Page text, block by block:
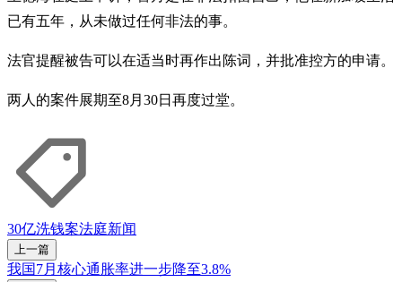
已有五年，从未做过任何非法的事。
法官提醒被告可以在适当时再作出陈词，并批准控方的申请。
两人的案件展期至8月30日再度过堂。
30亿洗钱案法庭新闻
上一篇
我国7月核心通胀率进一步降至3.8%